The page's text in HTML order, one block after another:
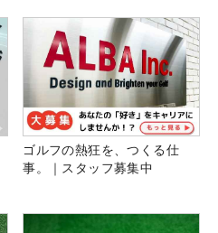
ゴルフの熱狂を、つくる仕
事。｜スタッフ募集中